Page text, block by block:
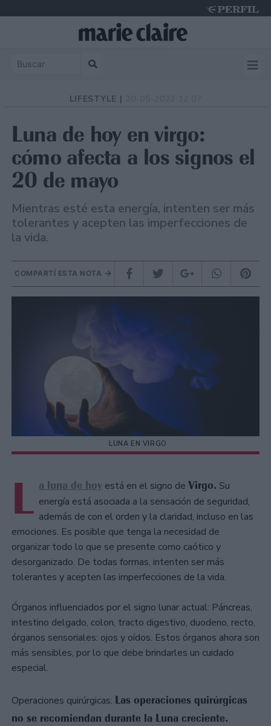
LIFESTYLE |
Luna de hoy en virgo:
cómo afecta a los signos el
20 de mayo
Mientras esté esta energía, intenten ser más
tolerantes y acepten las imperfecciones de
la vida.
COMPARTÍ ESTA NOTA
LUNA EN VIRGO
L a luna de hoy está en el signo de Virgo. Su
energía está asociada a la sensación de seguridad,
además de con el orden y la claridad, incluso en las
emociones. Es posible que tenga la necesidad de
organizar todo lo que se presente como caótico y
desorganizado. De todas formas, intenten ser más
tolerantes y acepten las imperfecciones de la vida.
Órganos influenciados por el signo lunar actual: Páncreas,
intestino delgado, colon, tracto digestivo, duodeno, recto,
órganos sensoriales: ojos y oídos. Estos órganos ahora son
más sensibles, por lo que debe brindarles un cuidado
especial.
Operaciones quirúrgicas: Las operaciones quirúrgicas
no se recomiendan durante la Luna creciente.